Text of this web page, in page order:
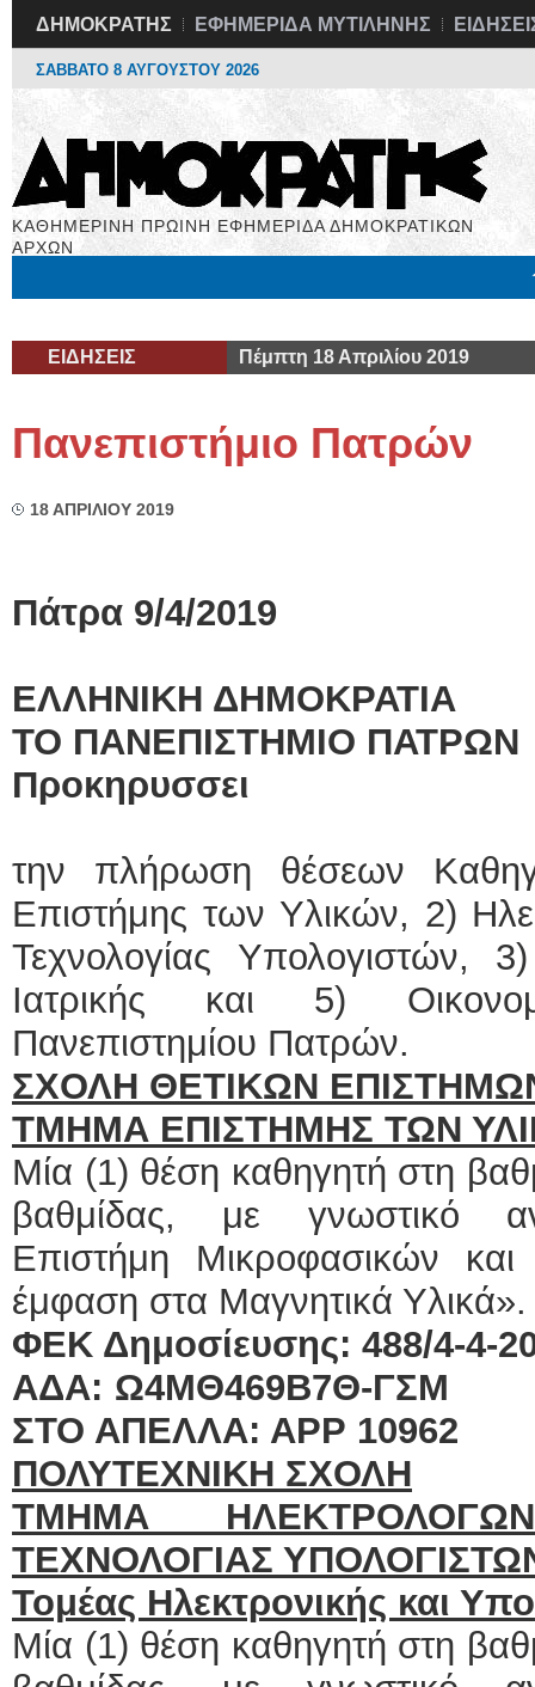
ΔΗΜΟΚΡΑΤΗΣ ΕΦΗΜΕΡΙΔΑ ΜΥΤΙΛΗΝΗΣ
ΣΑΒΒΑΤΟ 8 ΑΥΓΟΥΣΤΟΥ 2026
ΚΑΘΗΜΕΡΙΝΗ ΠΡΩΙΝΗ ΕΦΗΜΕΡΙΔΑ ΔΗΜΟΚΡΑΤΙΚΩΝ
ΑΡΧΩΝ
ΕΙΔΗΣΕΙΣ Πέμπτη 18 Απριλίου 2019
Πανεπιστήμιο Πατρών
18 ΑΠΡΙΛΙΟΥ 2019
Πάτρα 9/4/2019
ΕΛΛΗΝΙΚΗ ΔΗΜΟΚΡΑΤΙΑ
ΤΟ ΠΑΝΕΠΙΣΤΗΜΙΟ ΠΑΤΡΩΝ
Προκηρυσσει
την πλήρωση θέσεων
Επιστήμης των Υλικών, 2)
Τεχνολογίας Υπολογιστών,
Ιατρικής και 5)
Πανεπιστημίου Πατρών.
ΣΧΟΛΗ ΘΕΤΙΚΩΝ
ΤΜΗΜΑ ΕΠΙΣΤΗΜΗΣ ΤΩΝ
Μία (1) θέση καθηγητή στη
βαθμίδας, με γνωστικό
Επιστήμη Μικροφασικών
έμφαση στα Μαγνητικά Υλικά».
ΦΕΚ Δημοσίευσης: 488/4-4-
ΑΔΑ: Ω4ΜΘ469Β7Θ-ΓΣΜ
ΣΤΟ ΑΠΕΛΛΑ: ΑΡΡ 10962
ΠΟΛΥΤΕΧΝΙΚΗ ΣΧΟΛΗ
ΤΜΗΜΑ
ΤΕΧΝΟΛΟΓΙΑΣ
Τομέας Ηλεκτρονικής και
Μία (1) θέση καθηγητή στη